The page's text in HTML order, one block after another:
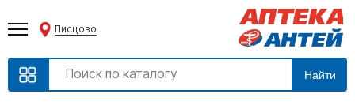
Писцово
Найти